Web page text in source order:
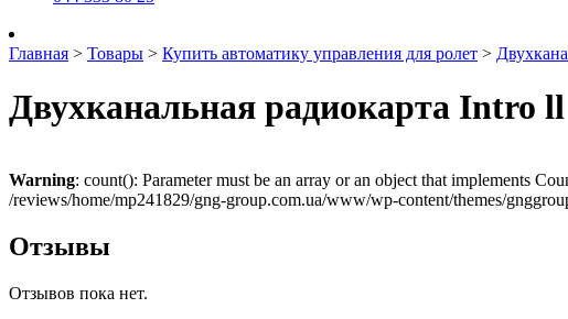
Главная > Товары > Купить автоматику управления для ролет >
Двухканальная радиокарта Intro
Warning: count(): Parameter must be an array or an object that implements
/reviews/home/mp241829/gng-group.com.ua/www/wp-content/themes/
Отзывы
Отзывов пока нет.